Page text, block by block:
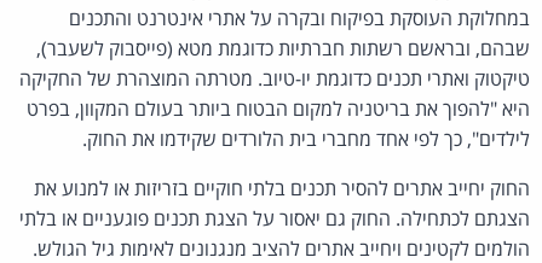
במחלוקת העוסקת בפיקוח ובקרה על אתרי אינטרנט והתכנים
שבהם, ובראשם רשתות חברתיות כדוגמת מטא (פייסבוק לשעבר),
טיקטוק ואתרי תכנים כדוגמת יו-טיוב. מטרתה המוצהרת של החקיקה
היא "להפוך את בריטניה למקום הבטוח ביותר בעולם המקוון, בפרט
לילדים", כך לפי אחד מחברי בית הלורדים שקידמו את החוק.
החוק יחייב אתרים להסיר תכנים בלתי חוקיים בזריזות או למנוע את
הצגתם לכתחילה. החוק גם יאסור על הצגת תכנים פוגעניים או בלתי
הולמים לקטינים ויחייב אתרים להציב מנגנונים לאימות גיל הגולש.